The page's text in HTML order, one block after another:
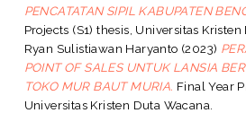
PENCATATAN SIPIL KABUPATEN
Projects (S1) thesis, Universitas Kristen
Ryan Sulistiawan Haryanto (2023)
POINT OF SALES UNTUK LANSIA
TOKO MUR BAUT MURIA. Final Year
Universitas Kristen Duta Wacana.